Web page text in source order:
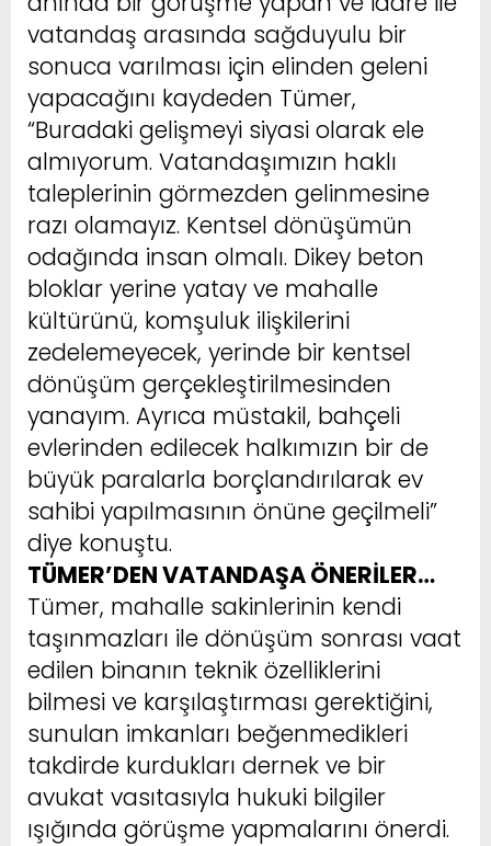
vatandaş arasında sağduyulu bir
sonuca varılması için elinden geleni
yapacağını kaydeden Tümer,
“Buradaki gelişmeyi siyasi olarak ele
almıyorum. Vatandaşımızın haklı
taleplerinin görmezden gelinmesine
razı olamayız. Kentsel dönüşümün
odağında insan olmalı. Dikey beton
bloklar yerine yatay ve mahalle
kültürünü, komşuluk ilişkilerini
zedelemeyecek, yerinde bir kentsel
dönüşüm gerçekleştirilmesinden
yanayım. Ayrıca müstakil, bahçeli
evlerinden edilecek halkımızın bir de
büyük paralarla borçlandırılarak ev
sahibi yapılmasının önüne geçilmeli”
diye konuştu.
TÜMER’DEN VATANDAŞA ÖNERİLER…
Tümer, mahalle sakinlerinin kendi
taşınmazları ile dönüşüm sonrası vaat
edilen binanın teknik özelliklerini
bilmesi ve karşılaştırması gerektiğini,
sunulan imkanları beğenmedikleri
takdirde kurdukları dernek ve bir
avukat vasıtasıyla hukuki bilgiler
ışığında görüşme yapmalarını önerdi.